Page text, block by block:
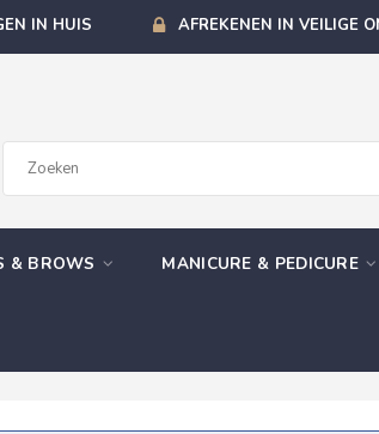
IN HUIS AFREKENEN IN VEILIGE
& BROWS MANICURE & PEDICURE